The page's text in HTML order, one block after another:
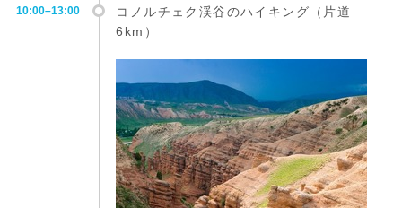
10:00–13:00
コノルチェク渓谷のハイキング（片道
6km）